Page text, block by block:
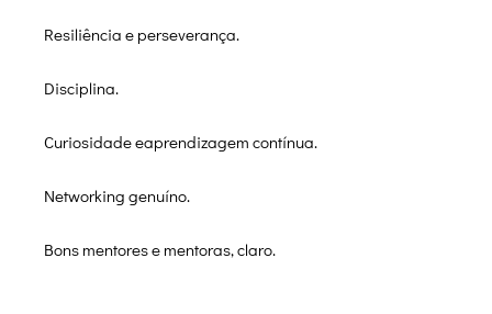
Resiliência e perseverança.
Disciplina.
Curiosidade eaprendizagem contínua.
Networking genuíno.
Bons mentores e mentoras, claro.